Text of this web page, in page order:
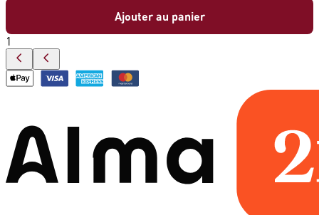
Ajouter au panier
1